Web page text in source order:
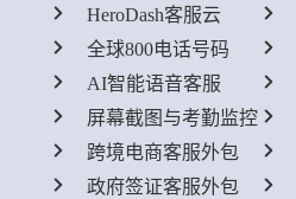
HeroDash客服云
全球800电话号码
AI智能语音客服
屏幕截图与考勤监控
跨境电商客服外包
政府签证客服外包